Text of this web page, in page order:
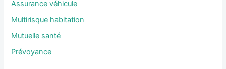
rAssurance véhicule
Multirisque habitation
Mutuelle santé
Prévoyance